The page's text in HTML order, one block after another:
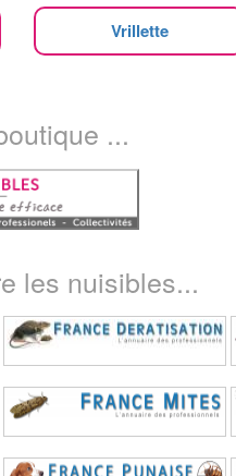
Vrillette
...
les nuisibles...